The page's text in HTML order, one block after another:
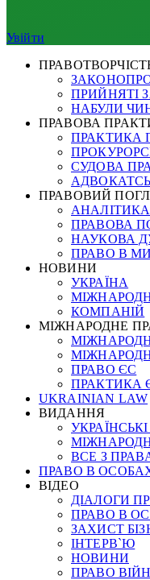
Увійти
ПРИЙНЯТІ
НАБУЛИ
ПРАВОВА
ПРАКТИКА
СУДОВА
ПРАВОВИЙ
АНАЛІТИКА
ПРАВОВА
НАУКОВА
ПРАВО В
НОВИНИ
УКРАЇНА
КОМПАНІЙ
МІЖНАРОДНЕ
ПРАВО ЄС
ПРАКТИКА
UKRAINIAN LAW
ВИДАННЯ
ВСЕ З
ПРАВО В
ВІДЕО
ДІАЛОГИ
ПРАВО В
ЗАХИСТ
ІНТЕРВ`Ю
НОВИНИ
ПРАВО